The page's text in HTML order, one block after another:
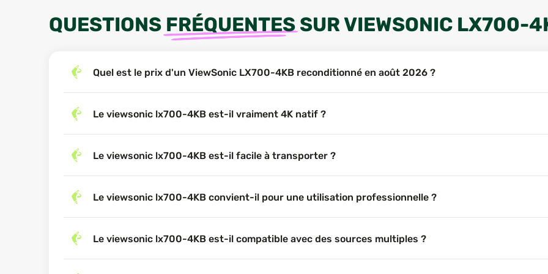
QUESTIONS FRÉQUENTES SURVIEWSONIC LX700-
Quel est le prix d'un ViewSonic LX700-4KB reconditionné en août 2026 ?
Le viewsonic lx700-4KB est-il vraiment 4K natif ?
Le viewsonic lx700-4KB est-il facile à transporter ?
Le viewsonic lx700-4KB convient-il pour une utilisation professionnelle ?
Le viewsonic lx700-4KB est-il compatible avec des sources multiples ?